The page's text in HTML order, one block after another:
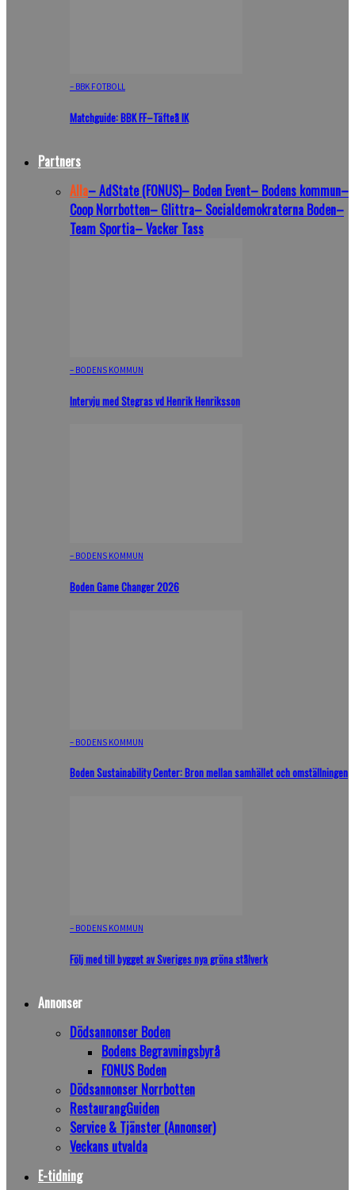
– BBK FOTBOLL
Matchguide: BBK FF–Täfteå IK
Partners
Alla– AdState (FONUS)– Boden Event– Bodens kommun–
Coop Norrbotten– Glittra– Socialdemokraterna Boden–
Team Sportia– Vacker Tass
– BODENS KOMMUN
Intervju med Stegras vd Henrik Henriksson
– BODENS KOMMUN
Boden Game Changer 2026
– BODENS KOMMUN
Boden Sustainability Center: Bron mellan samhället och omställningen
– BODENS KOMMUN
Följ med till bygget av Sveriges nya gröna stålverk
Annonser
Dödsannonser Boden
Bodens Begravningsbyrå
FONUS Boden
Dödsannonser Norrbotten
RestaurangGuiden
Service & Tjänster (Annonser)
Veckans utvalda
E-tidning